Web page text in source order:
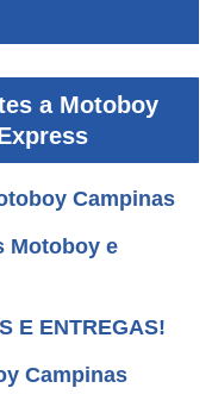
a Motoboy
Campinas
Motoboy e
E ENTREGAS!
Campinas